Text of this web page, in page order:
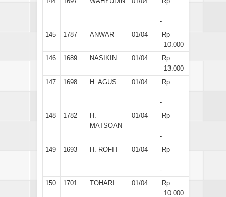
-
145
1787 ANWAR 01/04
Rp
10.000
146
1689 NASIKIN 01/04
Rp
13.000
147
1698 H. AGUS 01/04 Rp
-
148
1782
H.
MATSOAN
01/04 Rp
-
149
1693 H. ROFI’I 01/04 Rp
-
150
1701 TOHARI 01/04
Rp
10.000